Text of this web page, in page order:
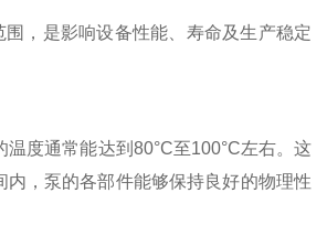
，是影响设备性能、寿命及生产稳定
度通常能达到80°C至100°C左右。这
，泵的各部件能够保持良好的物理性